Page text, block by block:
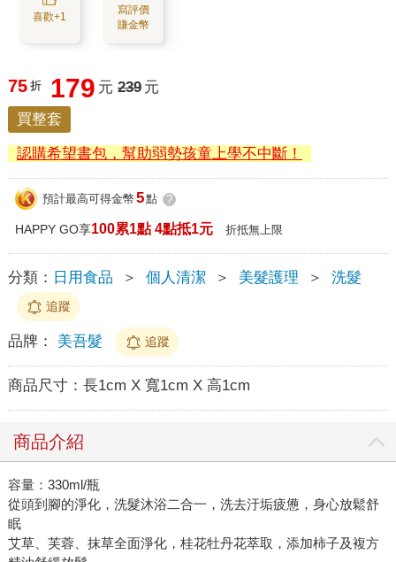
喜歡+1
寫評價
賺金幣
75 折 179 元 239 元
買整套
認購希望書包，幫助弱勢孩童上學不中斷！
預計最高可得金幣 5點 ?
HAPPY GO享100累1點 4點抵1元 折抵無上限
分類： 日用食品 ＞ 個人清潔 ＞ 美髮護理 ＞ 洗髮
追蹤
品牌： 美吾髮 追蹤
商品尺寸： 長1cm X 寬1cm X 高1cm
商品介紹
容量：330ml/瓶
從頭到腳的淨化，洗髮沐浴二合一，洗去汙垢疲憊，身心放鬆舒
眠
艾草、芙蓉、抹草全面淨化，桂花牡丹花萃取，添加柿子及複方